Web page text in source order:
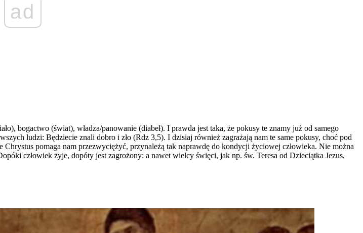
ad
bogactwo (świat), władza/panowanie (diabeł). I prawda jest taka, że pokusy te znamy już od samego
ludzi: Będziecie znali dobro i zło (Rdz 3,5). I dzisiaj również zagrażają nam te same pokusy, choć pod
pomaga nam przezwyciężyć, przynależą tak naprawdę do kondycji życiowej człowieka. Nie można
człowiek żyje, dopóty jest zagrożony: a nawet wielcy święci, jak np. św. Teresa od Dzieciątka Jezus,